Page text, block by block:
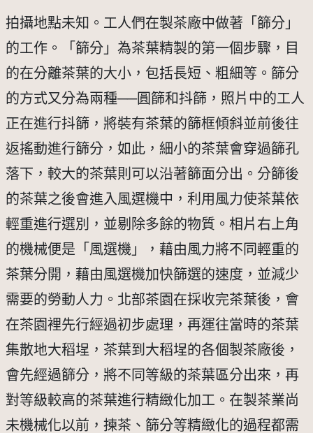
拍攝地點未知。工人們在製茶廠中做著「篩分」
的工作。「篩分」為茶葉精製的第一個步驟，目
的在分離茶葉的大小，包括長短、粗細等。篩分
的方式又分為兩種──圓篩和抖篩，照片中的工人
正在進行抖篩，將裝有茶葉的篩框傾斜並前後往
返搖動進行篩分，如此，細小的茶葉會穿過篩孔
落下，較大的茶葉則可以沿著篩面分出。分篩後
的茶葉之後會進入風選機中，利用風力使茶葉依
輕重進行選別，並剔除多餘的物質。相片右上角
的機械便是「風選機」，藉由風力將不同輕重的
茶葉分開，藉由風選機加快篩選的速度，並減少
需要的勞動人力。北部茶園在採收完茶葉後，會
在茶園裡先行經過初步處理，再運往當時的茶葉
集散地大稻埕，茶葉到大稻埕的各個製茶廠後，
會先經過篩分，將不同等級的茶葉區分出來，再
對等級較高的茶葉進行精緻化加工。在製茶業尚
未機械化以前，揀茶、篩分等精緻化的過程都需